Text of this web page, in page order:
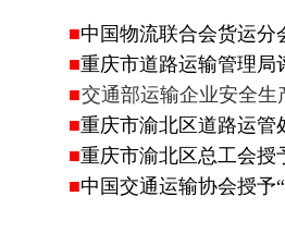
■中国物流联合会货运分
■重庆市道路运输管理局
■交通部运输企业安全
■重庆市渝北区道路运管
■重庆市渝北区总工会授
■中国交通运输协会授予